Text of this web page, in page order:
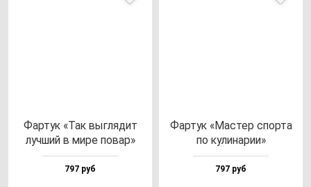
Фар­тук «Так выг­ля­дит
луч­ший в ми­ре по­вар»
797 руб
Фар­тук «Мас­тер спор­та
по ку­ли­на­рии»
797 руб